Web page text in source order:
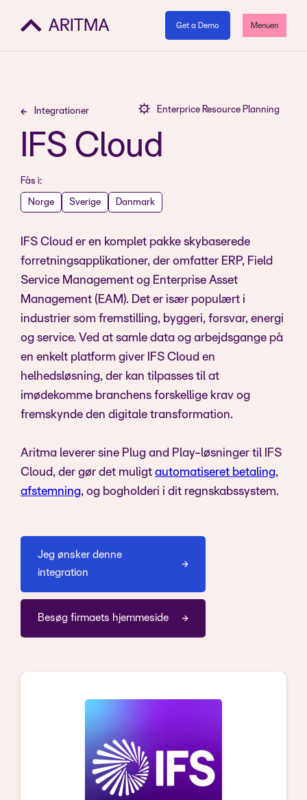
Get a Demo Menuen
Integrationer Enterprice Resource Planning
IFS Cloud
Fås i:
Norge Sverige Danmark
IFS Cloud er en komplet pakke skybaserede
forretningsapplikationer, der omfatter ERP, Field
Service Management og Enterprise Asset
Management (EAM). Det er især populært i
industrier som fremstilling, byggeri, forsvar, energi
og service. Ved at samle data og arbejdsgange på
en enkelt platform giver IFS Cloud en
helhedsløsning, der kan tilpasses til at
imødekomme branchens forskellige krav og
fremskynde den digitale transformation.
Aritma leverer sine Plug and Play-løsninger til IFS
Cloud, der gør det muligt automatiseret betaling,
afstemning, og bogholderi i dit regnskabssystem.
Jeg ønsker denne
integration
Besøg firmaets hjemmeside